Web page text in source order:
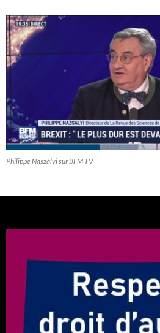
Philippe Naszályi sur BFM TV